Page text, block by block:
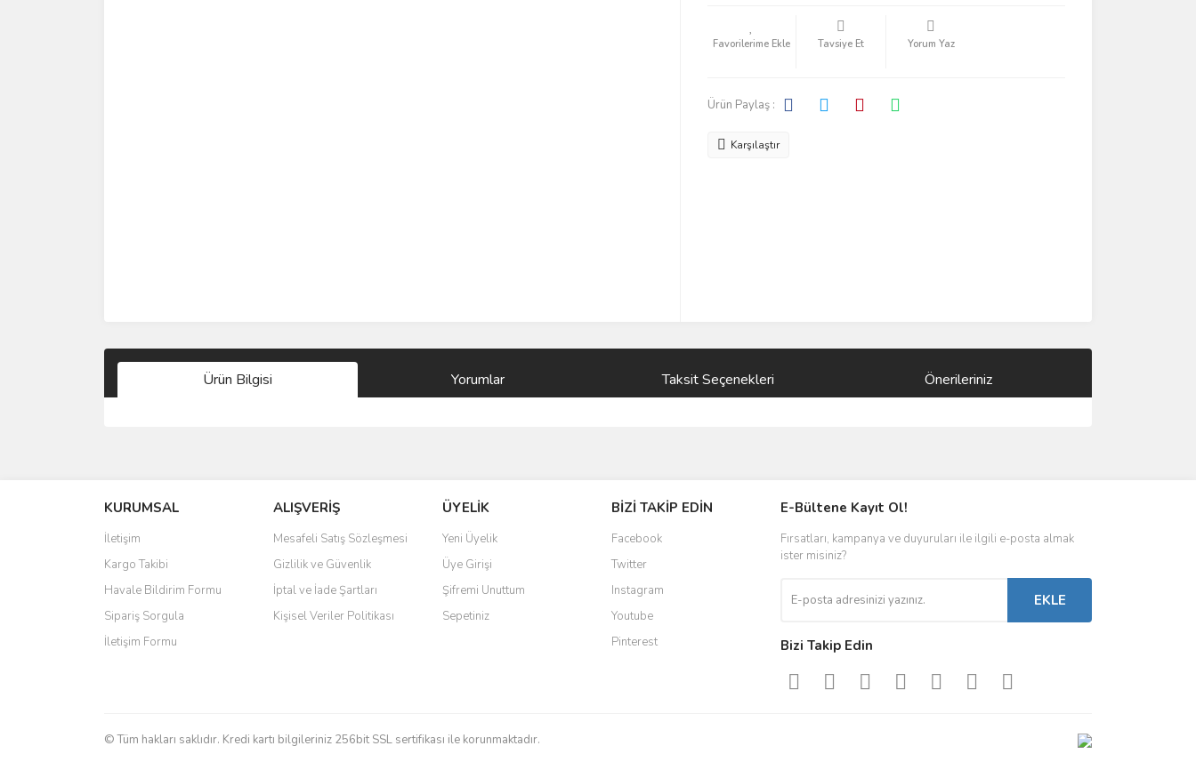
Tavsiye Et Yorum Yaz
Ürün Paylaş :
Karşılaştır
Ürün Bilgisi Yorumlar Taksit Seçenekleri Önerileriniz
Ürün resmi kalitesiz, bozuk veya görüntülenemiyor.
Ürün açıklamasında eksik bilgiler bulunuyor.
Ürün bilgilerinde hatalar bulunuyor.
Ürün fiyatı diğer sitelerden daha pahalı.
Bu ürüne benzer farklı alternatifler olmalı.
KURUMSAL
İletişim
Kargo Takibi
Havale Bildirim Formu
Sipariş Sorgula
İletişim Formu
ALIŞVERİŞ
Mesafeli Satış Sözleşmesi
Gizlilik ve Güvenlik
İptal ve İade Şartları
Kişisel Veriler Politikası
ÜYELİK
Yeni Üyelik
Üye Girişi
Şifremi Unuttum
Sepetiniz
BİZİ TAKİP EDİN
Facebook
Twitter
Instagram
Youtube
Pinterest
E-Bültene Kayıt Ol!
Fırsatları, kampanya ve duyuruları ile ilgili e-posta almak
ister misiniz?
EKLE
Bizi Takip Edin
© Tüm hakları saklıdır. Kredi kartı bilgileriniz 256bit SSL sertifikası ile korunmaktadır.